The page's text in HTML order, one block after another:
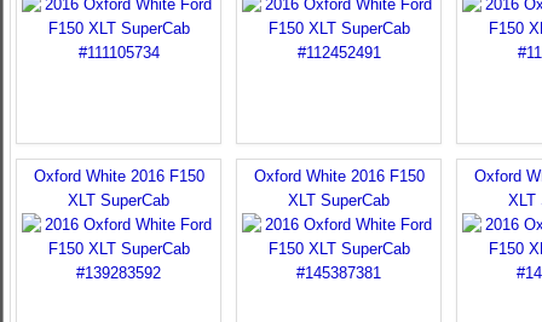
Oxford White 2016 F150
XLT SuperCab
Oxford White 2016 F150
XLT SuperCab
Oxford
XLT